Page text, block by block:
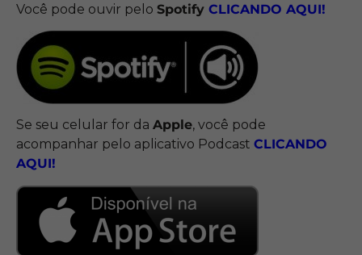
Você pode ouvir pelo Spotify CLICANDO AQUI!
Se seu celular for da Apple, você pode
acompanhar pelo aplicativo Podcast CLICANDO
AQUI!